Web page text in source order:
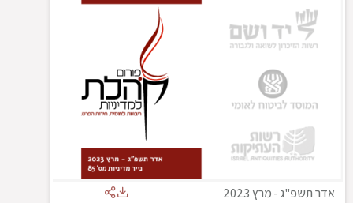
אדר תשפ"ג-מרץ 2023